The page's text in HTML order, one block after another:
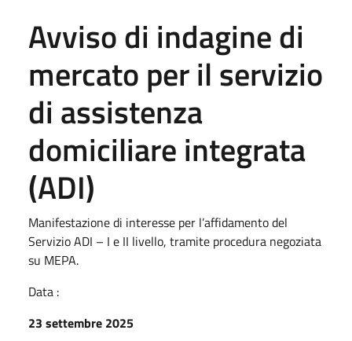
Avviso di indagine di
mercato per il servizio
di assistenza
domiciliare integrata
(ADI)
Manifestazione di interesse per l’affidamento del
Servizio ADI – I e II livello, tramite procedura negoziata
su MEPA.
Data :
23 settembre 2025